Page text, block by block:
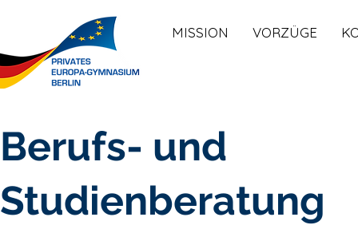
MISSION VORZÜGE
Berufs- und
Studienberatung